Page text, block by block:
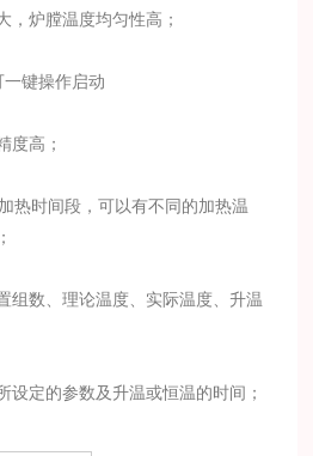
炉膛温度均匀性高；
键操作启动
度高；
热时间段，可以有不同的加热温
组数、理论温度、实际温度、升温
定的参数及升温或恒温的时间；